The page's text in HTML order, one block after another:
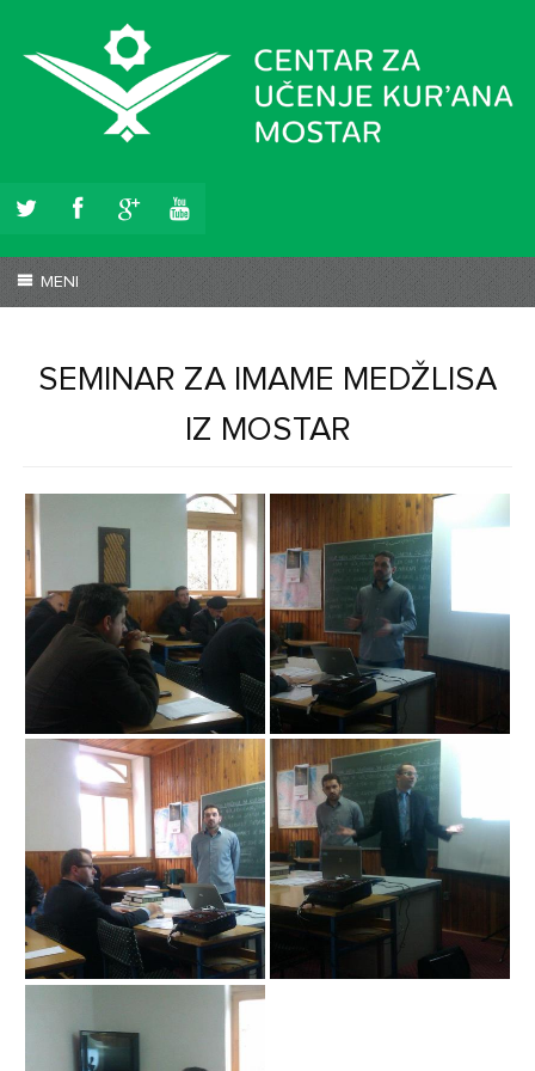
k j l o
MENI
SEMINAR ZA IMAME MEDŽLISA
IZ MOSTAR